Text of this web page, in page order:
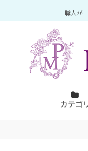
職人が
カテゴリ